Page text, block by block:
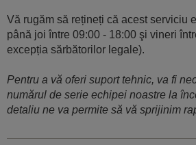
Vă rugăm să rețineți că acest serviciu
până joi între 09:00 - 18:00 şi vineri
excepția sărbătorilor legale).
Pentru a vă oferi suport tehnic, va fi
numărul de serie echipei noastre la
detaliu ne va permite să vă sprijinim